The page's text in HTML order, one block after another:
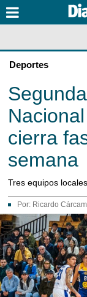
Deportes
cierra
semana
Tres equipos
Por: Ricardo